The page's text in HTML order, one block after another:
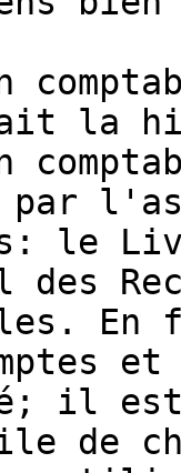
la
le
des
En
il est
de